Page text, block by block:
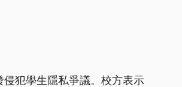
，警方獲報到場時男子不願
犯學生隱私爭議。校方表示